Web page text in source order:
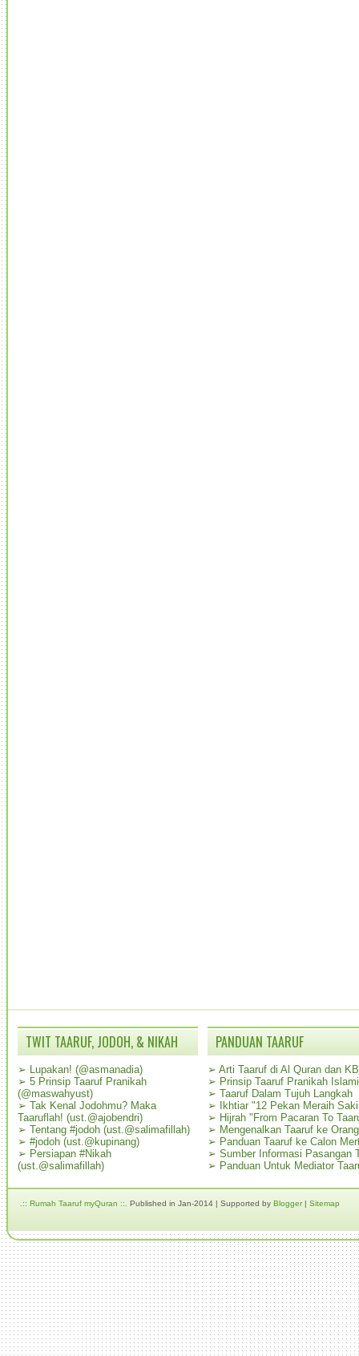
TWIT TAARUF, JODOH, & NIKAH
➢ Lupakan! (@asmanadia)
➢ 5 Prinsip Taaruf Pranikah
(@maswahyust)
➢ Tak Kenal Jodohmu? Maka
Taaruflah! (ust.@ajobendri)
➢ Tentang #jodoh (ust.@salimafillah)
➢ #jodoh (ust.@kupinang)
➢ Persiapan #Nikah
(ust.@salimafillah)
PANDUAN TAARUF
➢ Arti Taaruf di Al Quran dan
➢ Prinsip Taaruf Pranikah Islami
➢ Taaruf Dalam Tujuh Langkah
➢
Ikhtiar "12 Pekan Meraih
➢ Hijrah "From Pacaran To
➢ Mengenalkan Taaruf ke
➢ Panduan Taaruf ke Calon
➢ Sumber Informasi Pasangan
➢ Panduan Untuk Mediator
.:: Rumah Taaruf myQuran ::. Published in Jan-2014 | Supported by Blogger| Sitemap